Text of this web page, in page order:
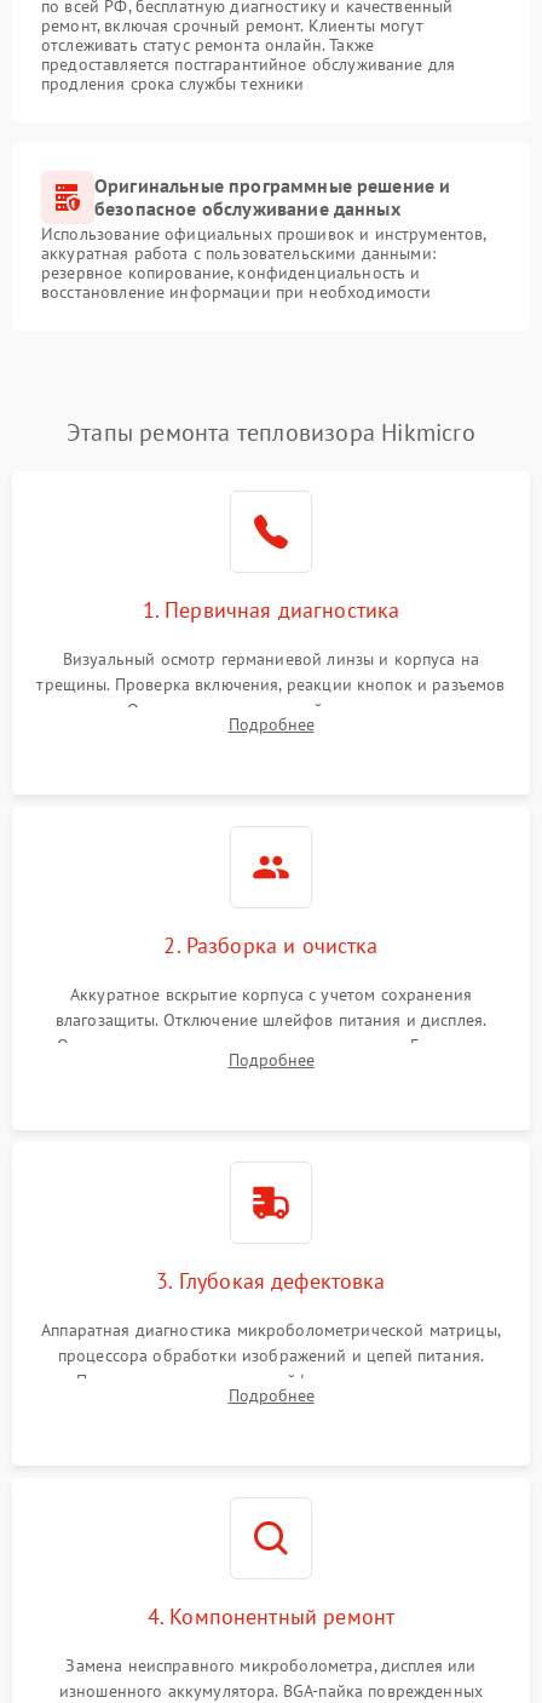
по всей РФ, бесплатную диагностику и качественный
ремонт, включая срочный ремонт. Клиенты могут
отслеживать статус ремонта онлайн. Также
предоставляется постгарантийное обслуживание для
продления срока службы техники
Оригинальные программные решение и
безопасное обслуживание данных
Использование официальных прошивок и инструментов,
аккуратная работа с пользовательскими данными:
резервное копирование, конфиденциальность и
восстановление информации при необходимости
Этапы ремонта тепловизора Hikmicro
1. Первичная диагностика
Визуальный осмотр германиевой линзы и корпуса на
трещины. Проверка включения, реакции кнопок и разъемов
зарядки. Оценка вывода тепловой сигнатуры на экран,
проверка базовых функций и считывание системных
Подробнее
2. Разборка и очистка
Аккуратное вскрытие корпуса с учетом сохранения
влагозащиты. Отключение шлейфов питания и дисплея.
Очистка внутренних плат от окислов и пыли. Бережная
обработка германиевого объектива специализированными
Подробнее
3. Глубокая дефектовка
Аппаратная диагностика микроболометрической матрицы,
процессора обработки изображений и цепей питания.
Проверка целостности шлейфов, модуля памяти и
интерфейсов связи. Выявление сгоревших SMD-компонентов
Подробнее
4. Компонентный ремонт
Замена неисправного микроболометра, дисплея или
изношенного аккумулятора. BGA-пайка поврежденных